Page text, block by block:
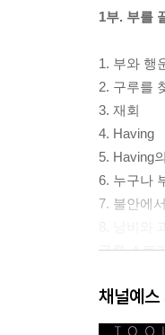
1부. 부를
1. 부와 행
2. 구루를
3. 재회
4. Having
5. Having
6. 누구나
7. 불안에
구루 스토
2부. 돈을
채널예스